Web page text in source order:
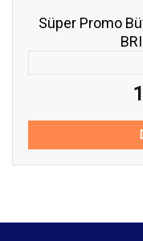
Süper Promo